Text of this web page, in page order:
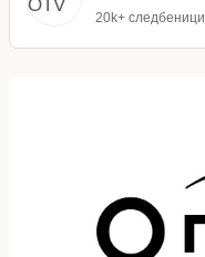
20k+ следбеници